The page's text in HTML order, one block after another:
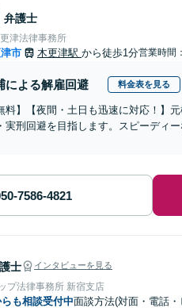
弁護士
津法律事務所
市 木更津駅 から徒歩1分営業時間
による解雇回避 料金表を見る
料】【夜間・土日も迅速に対応！】
実刑回避を目指します。スピーディ
士 インタビューを見る
プ法律事務所 新宿支店
も相談受付中面談方法(対面・電話